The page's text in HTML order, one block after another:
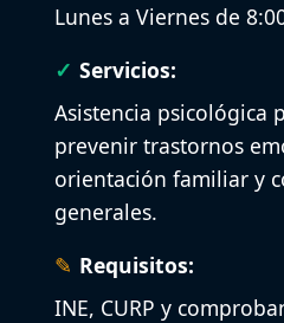
Lunes a Viernes de
Servicios:
Asistencia psicológica
prevenir trastornos
orientación familiar y
generales.
Requisitos:
INE, CURP y